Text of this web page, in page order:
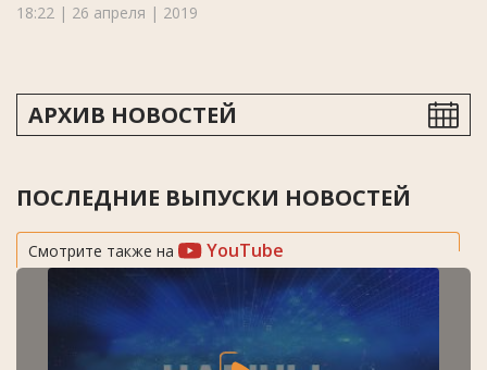
18:22 | 26 апреля | 2019
АРХИВ НОВОСТЕЙ
ПОСЛЕДНИЕ ВЫПУСКИ НОВОСТЕЙ
Смотрите также на YouTube